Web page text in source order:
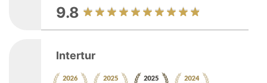
9.8
Intertur